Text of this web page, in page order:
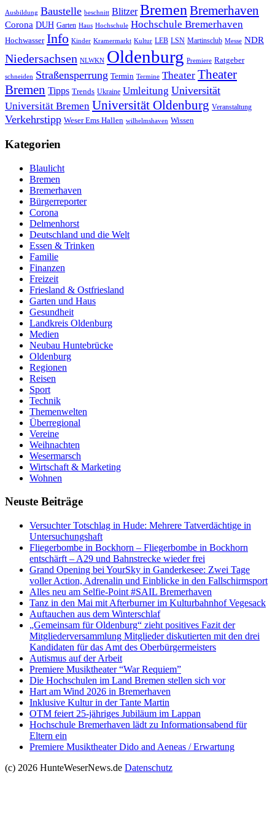
Ausbildung Baustelle beschnitt Blitzer Bremen Bremerhaven
Corona DUH Garten Haus Hochschule Hochschule Bremerhaven
Hochwasser Info Kinder Kramermarkt Kultur LEB LSN Martinsclub Messe NDR
Niedersachsen NLWKN Oldenburg Premiere Ratgeber
schneiden Straßensperrung Termin Termine Theater Theater
Bremen Tipps Trends Ukraine Umleitung Universität
Universität Bremen Universität Oldenburg Veranstaltung
Verkehrstipp Weser Ems Hallen wilhelmshaven Wissen
Kategorien
Blaulicht
Bremen
Bremerhaven
Bürgerreporter
Corona
Delmenhorst
Deutschland und die Welt
Essen & Trinken
Familie
Finanzen
Freizeit
Friesland & Ostfriesland
Garten und Haus
Gesundheit
Landkreis Oldenburg
Medien
Neubau Huntebrücke
Oldenburg
Regionen
Reisen
Sport
Technik
Themenwelten
Überregional
Vereine
Weihnachten
Wesermarsch
Wirtschaft & Marketing
Wohnen
Neuste Beiträge
Versucht­er Totschlag in Hude: Mehrere Tatverdächtige in
Untersuchungshaft
Fliegerbombe in Bockhorn – Fliegerbombe in Bockhorn
entschärft – A29 und Bahnstrecke wieder frei
Grand Opening bei YourSky in Ganderkesee: Zwei Tage
voller Action, Adrenalin und Einblicke in den Fallschirmsport
Alles neu am Selfie-Point #SAIL Bremerhaven
Tanz in den Mai mit Afterburner im Kulturbahnhof Vegesack
Auftauchen aus dem Winterschlaf
„Gemeinsam für Oldenburg“ zieht positives Fazit der
Mitgliederversammlung Mitglieder diskutierten mit den drei
Kandidaten für das Amt des Oberbürgermeisters
Autismus auf der Arbeit
Premiere Musiktheater “War Requiem”
Die Hochschulen im Land Bremen stellen sich vor
Hart am Wind 2026 in Bremerhaven
Inklusive Kultur in der Tante Martin
OTM feiert 25-jähriges Jubiläum im Lappan
Hochschule Bremerhaven lädt zu Informationsabend für
Eltern ein
Premiere Musiktheater Dido and Aeneas / Erwartung
(c) 2026 HunteWeserNews.de Datenschutz